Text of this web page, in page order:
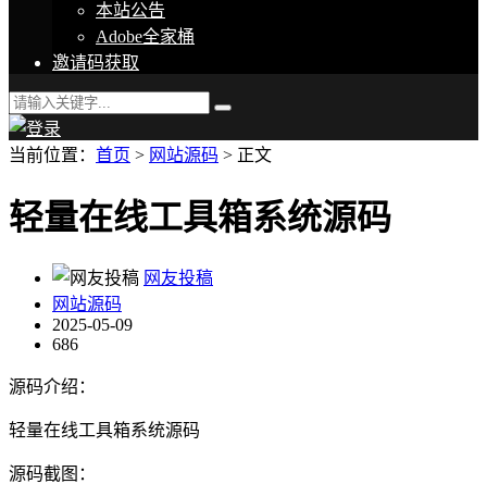
本站公告
Adobe全家桶
邀请码获取
当前位置： 首页 > 网站源码 > 正文
轻量在线工具箱系统源码
网友投稿
网站源码
2025-05-09
686
源码介绍：
轻量在线工具箱系统源码
源码截图：